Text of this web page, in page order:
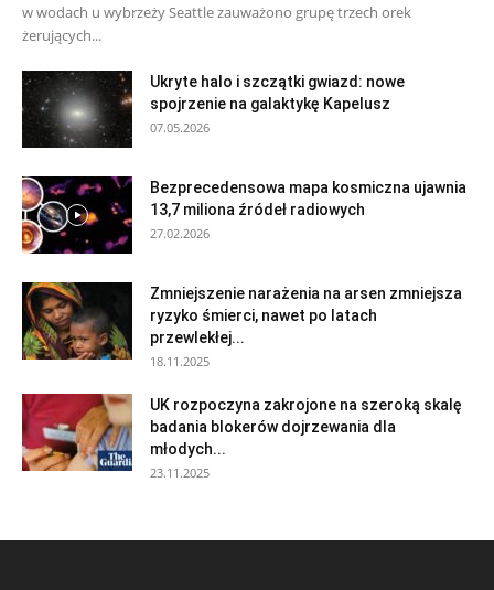
w wodach u wybrzeży Seattle zauważono grupę trzech orek
żerujących...
Ukryte halo i szczątki gwiazd: nowe
spojrzenie na galaktykę Kapelusz
07.05.2026
Bezprecedensowa mapa kosmiczna ujawnia
13,7 miliona źródeł radiowych
27.02.2026
Zmniejszenie narażenia na arsen zmniejsza
ryzyko śmierci, nawet po latach
przewlekłej...
18.11.2025
UK rozpoczyna zakrojone na szeroką skalę
badania blokerów dojrzewania dla
młodych...
23.11.2025